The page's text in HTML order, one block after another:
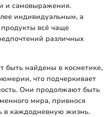
и самовыражения.
индивидуальным, а
всё чаще
различных
быть найдены в косметике,
что подчеркивает
Они продолжают быть
мира, привнося
в каждодневную жизнь.